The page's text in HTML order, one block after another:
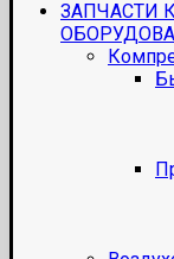
ЗАПЧАСТИ